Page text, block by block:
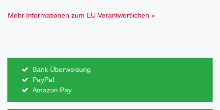
Mehr Informationen zum EU Verantwortlichen »
Bank Überweisung
PayPal
Amazon Pay